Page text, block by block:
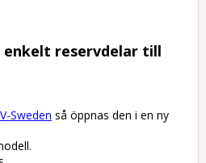
enkelt reservdelar till
Sweden så öppnas den i en ny